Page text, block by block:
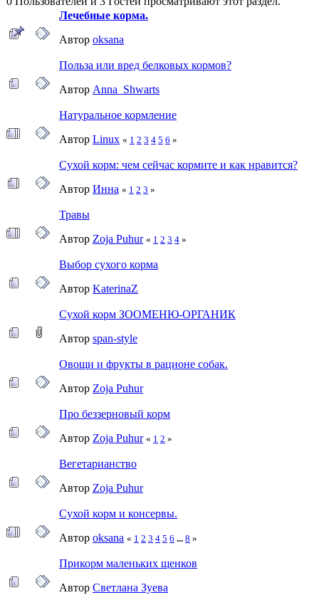
Лечебные корма.
Автор oksana
Польза или вред белковых кормов?
Автор Anna_Shwarts
Натуральное кормление
Автор Linux « 1 2 3 4 5 6 »
Сухой корм: чем сейчас кормите и как нравится?
Автор Инна « 1 2 3 »
Травы
Автор Zoja Puhur « 1 2 3 4 »
Выбор сухого корма
Автор KaterinaZ
Сухой корм ЗООМЕНЮ-ОРГАНИК
Автор span-style
Овощи и фрукты в рационе собак.
Автор Zoja Puhur
Про беззерновый корм
Автор Zoja Puhur « 1 2 »
Вегетарианство
Автор Zoja Puhur
Cухой корм и консервы.
Автор oksana « 1 2 3 4 5 6 ... 8 »
Прикорм маленьких щенков
Автор Светлана Зуева